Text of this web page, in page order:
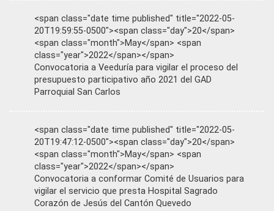
<span class="date time published" title="2022-05-
20T19:59:55-0500"><span class="day">20</span>
<span class="month">May</span> <span
class="year">2022</span></span>
Convocatoria a Veeduría para vigilar el proceso del
presupuesto participativo año 2021 del GAD
Parroquial San Carlos
<span class="date time published" title="2022-05-
20T19:47:12-0500"><span class="day">20</span>
<span class="month">May</span> <span
class="year">2022</span></span>
Convocatoria a conformar Comité de Usuarios para
vigilar el servicio que presta Hospital Sagrado
Corazón de Jesús del Cantón Quevedo